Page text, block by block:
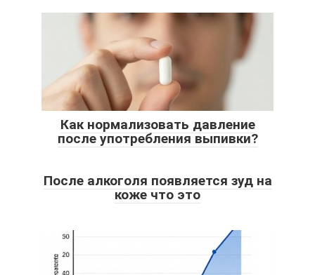
Как нормализовать давление
после употребления выпивки?
После алкоголя появляется зуд на
коже что это